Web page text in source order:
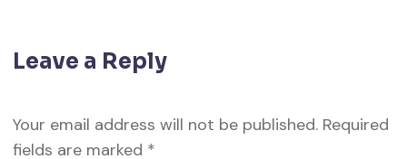
Leave a Reply
Your email address will not be published. Required
fields are marked *